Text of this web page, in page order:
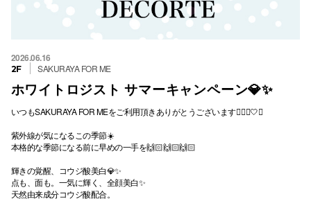
2026.06.16
2F SAKURAYA FOR ME
ホワイトロジスト サマーキャンペーン💎✨
いつもSAKURAYA FOR MEをご利用頂きありがとうございます💁🏻‍♀️🤍✨
紫外線が気になるこの季節☀️
本格的な季節になる前に早めの一手を🙌🏻🙌🏻🙌🏻
輝きの覚醒、コウジ酸美白💎✨
点も、面も。一気に輝く、全顔美白✨
天然由来成分コウジ酸配合。